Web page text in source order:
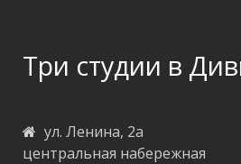
Три студии в
ул. Ленина, 2а
центральная набережная